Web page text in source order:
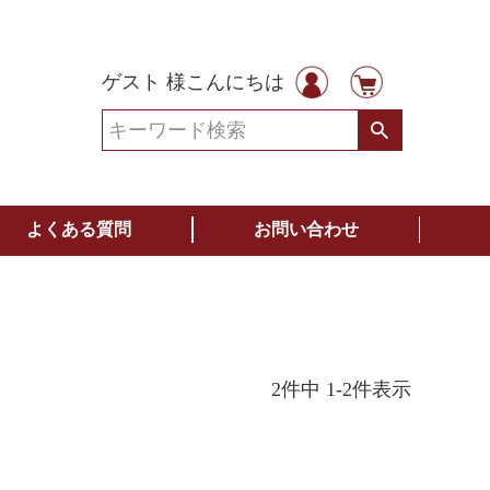
ゲスト 様こんにちは
よくある質問 お問い合わせ
2件中 1-2件表示